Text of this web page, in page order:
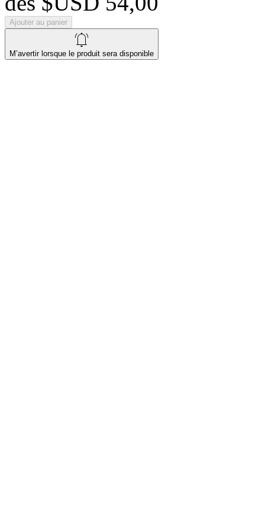
Ajouter au panier
M’avertir lorsque le produit sera disponible